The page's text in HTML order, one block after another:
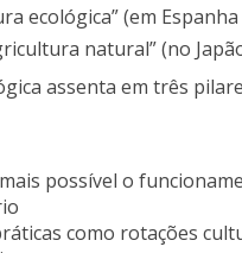
ecológica” (em
natural” (no
assenta em três
possível o
como rotações